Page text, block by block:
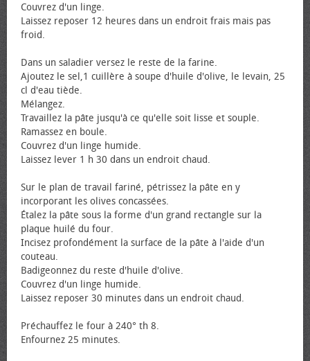
Couvrez d'un linge.
Laissez reposer 12 heures dans un endroit frais mais pas
froid.
Dans un saladier versez le reste de la farine.
Ajoutez le sel,1 cuillère à soupe d'huile d'olive, le levain, 25
cl d'eau tiède.
Mélangez.
Travaillez la pâte jusqu'à ce qu'elle soit lisse et souple.
Ramassez en boule.
Couvrez d'un linge humide.
Laissez lever 1 h 30 dans un endroit chaud.
Sur le plan de travail fariné, pétrissez la pâte en y
incorporant les olives concassées.
Étalez la pâte sous la forme d'un grand rectangle sur la
plaque huilé du four.
Incisez profondément la surface de la pâte à l'aide d'un
couteau.
Badigeonnez du reste d'huile d'olive.
Couvrez d'un linge humide.
Laissez reposer 30 minutes dans un endroit chaud.
Préchauffez le four à 240° th 8.
Enfournez 25 minutes.